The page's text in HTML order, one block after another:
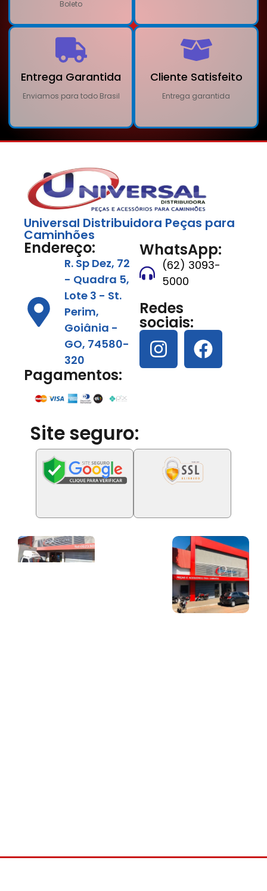
Boleto
Entrega Garantida
Enviamos para todo Brasil
Cliente Satisfeito
Entrega garantida
Universal Distribuidora Peças para
Caminhões
Endereço:
R. Sp Dez, 72
- Quadra 5,
Lote 3 - St.
Perim,
Goiânia -
GO, 74580-
320
Pagamentos:
WhatsApp:
(62) 3093-
5000
Redes
sociais:
Site seguro: